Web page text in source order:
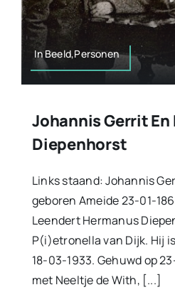
In Beeld,Personen
Johannis Gerrit En
Diepenhorst
Links staand: Johannis
geboren Ameide 23-01-
Leendert Hermanus
P(i)etronella van Dijk. Hij
18-03-1933. Gehuwd op
met Neeltje de With, [...]